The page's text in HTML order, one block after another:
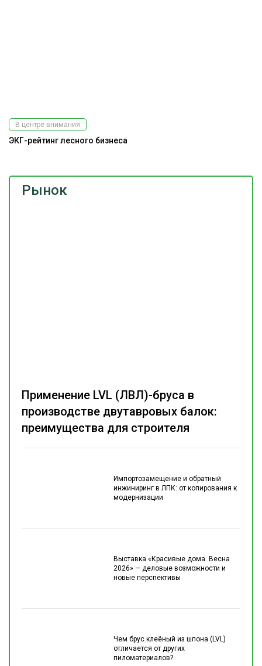
Рынок
Импортозамещение и обратный
инжиниринг в ЛПК: от копирования к
модернизации
Выставка «Красивые дома. Весна
2026» — деловые возможности и
новые перспективы
Чем брус клеёный из шпона (LVL)
отличается от других
пиломатериалов?
Применение LVL (ЛВЛ)-бруса в
производстве двутавровых балок:
преимущества для строителя
В центре внимания
ЭКГ-рейтинг лесного бизнеса